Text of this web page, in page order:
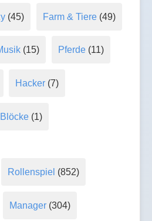
(45) Farm & Tiere(49)
(15) Pferde(11)
Hacker (7)
Blöcke (1)
Rollenspiel (852)
Manager (304)